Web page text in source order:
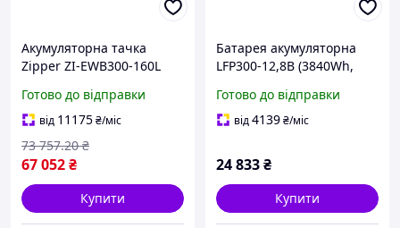
Акумуляторна тачка
Zipper ZI-EWB300-160L
транспортування
вантажів надійна
ефективна
Готово до відправки
від 11175₴/міс
67 052₴
73 757.20 ₴
Купити
Батарея акумуляторна
LFP300-12,8B (3840Wh,
Готово до відправки
від4139₴/міс
24 833₴
Купити